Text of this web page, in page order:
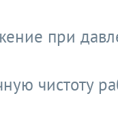
при
чистоту